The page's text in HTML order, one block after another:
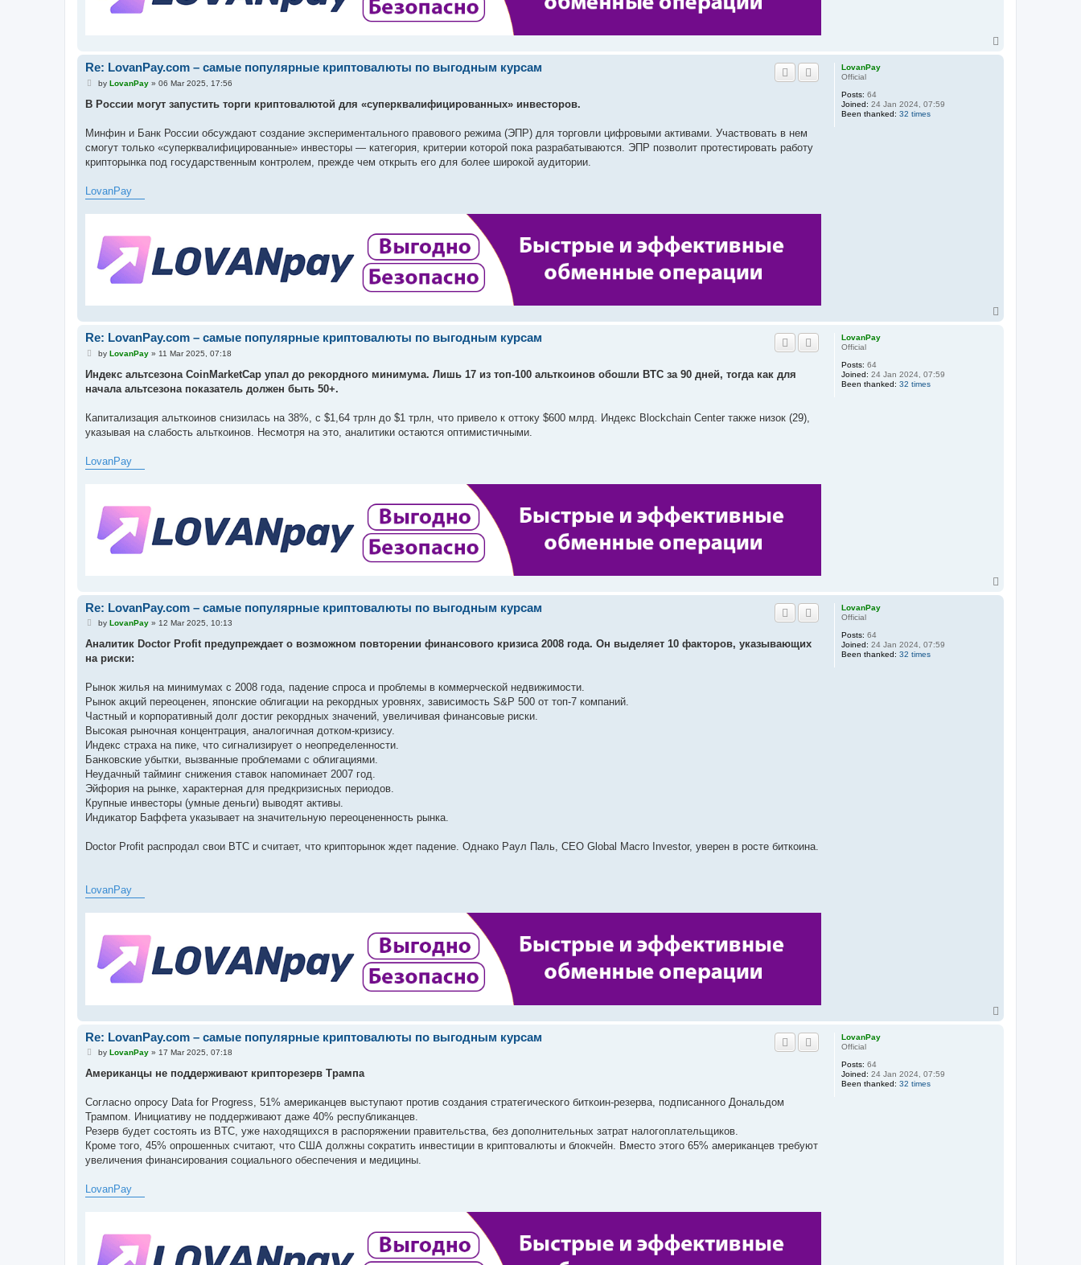
LovanPay
Official
Posts: 64
Joined: 24 Jan 2024, 07:59
Been thanked: 32 times
Re: LovanPay.com – самые популярные криптовалюты по выгодным курсам
P
s
by LovanPay» 06 Mar 2025, 17:56
В России могут запустить торги криптовалютой для «суперквалифицированных» инвесторов.
Минфин и Банк России обсуждают создание экспериментального правового режима (ЭПР) для торговли цифровыми активами. Участвовать в нем
смогут только «суперквалифицированные» инвесторы — категория, критерии которой пока разрабатываются. ЭПР позволит протестировать работу
крипторынка под государственным контролем, прежде чем открыть его для более широкой аудитории.
LovanPay
LovanPay
Official
Posts: 64
Joined: 24 Jan 2024, 07:59
Been thanked: 32 times
Re: LovanPay.com – самые популярные криптовалюты по выгодным курсам
P
s
by LovanPay» 11 Mar 2025, 07:18
Индекс альтсезона CoinMarketCap упал до рекордного минимума. Лишь 17 из топ-100 альткоинов обошли BTC за 90 дней, тогда как для
начала альтсезона показатель должен быть 50+.
Капитализация альткоинов снизилась на 38%, с $1,64 трлн до $1 трлн, что привело к оттоку $600 млрд. Индекс Blockchain Center также низок (29),
указывая на слабость альткоинов. Несмотря на это, аналитики остаются оптимистичными.
LovanPay
LovanPay
Official
Posts: 64
Joined: 24 Jan 2024, 07:59
Been thanked: 32 times
Re: LovanPay.com – самые популярные криптовалюты по выгодным курсам
P
s
by LovanPay» 12 Mar 2025, 10:13
Аналитик Doctor Profit предупреждает о возможном повторении финансового кризиса 2008 года. Он выделяет 10 факторов, указывающих
на риски:
Рынок жилья на минимумах с 2008 года, падение спроса и проблемы в коммерческой недвижимости.
Рынок акций переоценен, японские облигации на рекордных уровнях, зависимость S&P 500 от топ-7 компаний.
Частный и корпоративный долг достиг рекордных значений, увеличивая финансовые риски.
Высокая рыночная концентрация, аналогичная дотком-кризису.
Индекс страха на пике, что сигнализирует о неопределенности.
Банковские убытки, вызванные проблемами с облигациями.
Неудачный тайминг снижения ставок напоминает 2007 год.
Эйфория на рынке, характерная для предкризисных периодов.
Крупные инвесторы (умные деньги) выводят активы.
Индикатор Баффета указывает на значительную переоцененность рынка.
Doctor Profit распродал свои BTC и считает, что крипторынок ждет падение. Однако Раул Паль, CEO Global Macro Investor, уверен в росте биткоина.
LovanPay
LovanPay
Official
Posts: 64
Joined: 24 Jan 2024, 07:59
Been thanked: 32 times
Re: LovanPay.com – самые популярные криптовалюты по выгодным курсам
P
s
by LovanPay» 17 Mar 2025, 07:18
Американцы не поддерживают крипторезерв Трампа
Согласно опросу Data for Progress, 51% американцев выступают против создания стратегического биткоин-резерва, подписанного Дональдом
Трампом. Инициативу не поддерживают даже 40% республиканцев.
Резерв будет состоять из BTC, уже находящихся в распоряжении правительства, без дополнительных затрат налогоплательщиков.
Кроме того, 45% опрошенных считают, что США должны сократить инвестиции в криптовалюты и блокчейн. Вместо этого 65% американцев требуют
увеличения финансирования социального обеспечения и медицины.
LovanPay